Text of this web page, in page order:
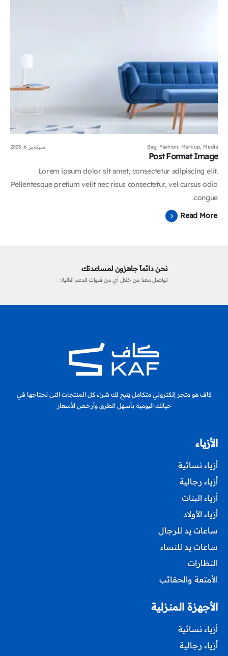
Bag, Fashion Markup, Media سبتمبر 6, 2023
Post Format Image
Lorem ipsum dolor sit amet, consectetur adipiscing elit.
Pellentesque pretium velit nec risus consectetur, vel cursus odio
congue.
Read More
نحن دائماً جاهزون لمساعدتك
تواصل معنا من خلال أي من قنوات الدعم التالية:
كاف هو متجر إلكتروني متكامل يتيح لك شراء كل المنتجات التى تحتاجها في
حياتك اليومية بأسهل الطرق وأرخص الأسعار
الأزياء
أزياء نسائية
أزياء رجالية
أزياء البنات
أزياء الأولاد
ساعات يد للرجال
ساعات يد للنساء
النظارات
الأمتعة والحقائب
الأجهزة المنزلية
أزياء نسائية
أزياء رجالية